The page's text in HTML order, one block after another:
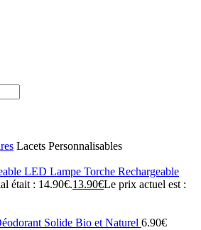
Lacets Personnalisables
Lampe Torche Rechargeable
était : 14.90€.13.90€Le prix actuel est :
Solide Bio et Naturel 6.90€